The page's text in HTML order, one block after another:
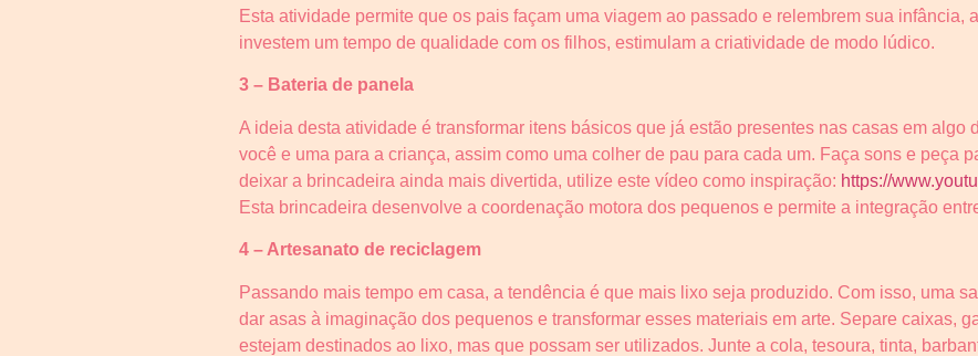
Esta atividade permite que os pais façam uma viagem ao passado e relembrem sua infância,
investem um tempo de qualidade com os filhos, estimulam a criatividade de modo lúdico.
3 – Bateria de panela
A ideia desta atividade é transformar itens básicos que já estão presentes nas casas em algo
você e uma para a criança, assim como uma colher de pau para cada um. Faça sons e peça
deixar a brincadeira ainda mais divertida, utilize este vídeo como inspiração: https://
Esta brincadeira desenvolve a coordenação motora dos pequenos e permite a integração
4 – Artesanato de reciclagem
Passando mais tempo em casa, a tendência é que mais lixo seja produzido. Com isso, uma
dar asas à imaginação dos pequenos e transformar esses materiais em arte. Separe caixas,
estejam destinados ao lixo, mas que possam ser utilizados. Junte a cola, tesoura, tinta,